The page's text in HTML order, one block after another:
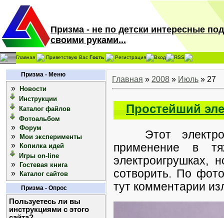
Призма - не по детски интересные
своими руками...
Главная Приветствую Вас Гость Регистрация Вход RSS
Призма - Меню
»
Новости
Инструкции
Каталог файлов
Фотоальбом
» Форум
» Мои эксперименты
»
Копилка идей
Игры on-line
» Гостевая книга
» Каталог сайтов
Призма - Опрос
Пользуетесь ли вы
инструкциями с этого
Главная » 2008 » Июль » 27
Простейший
Этот
применение в
электроигрушках,
сотворить. По
тут комментарии